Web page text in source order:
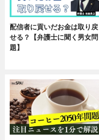
配信者に貢いだお金は取り戻
せる？【弁護士に聞く男女問
題】